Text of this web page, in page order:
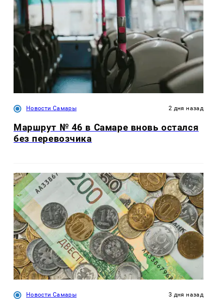
Новости Самары 2 дня назад
Маршрут № 46 в Самаре вновь остался
без перевозчика
Новости Самары 3 дня назад